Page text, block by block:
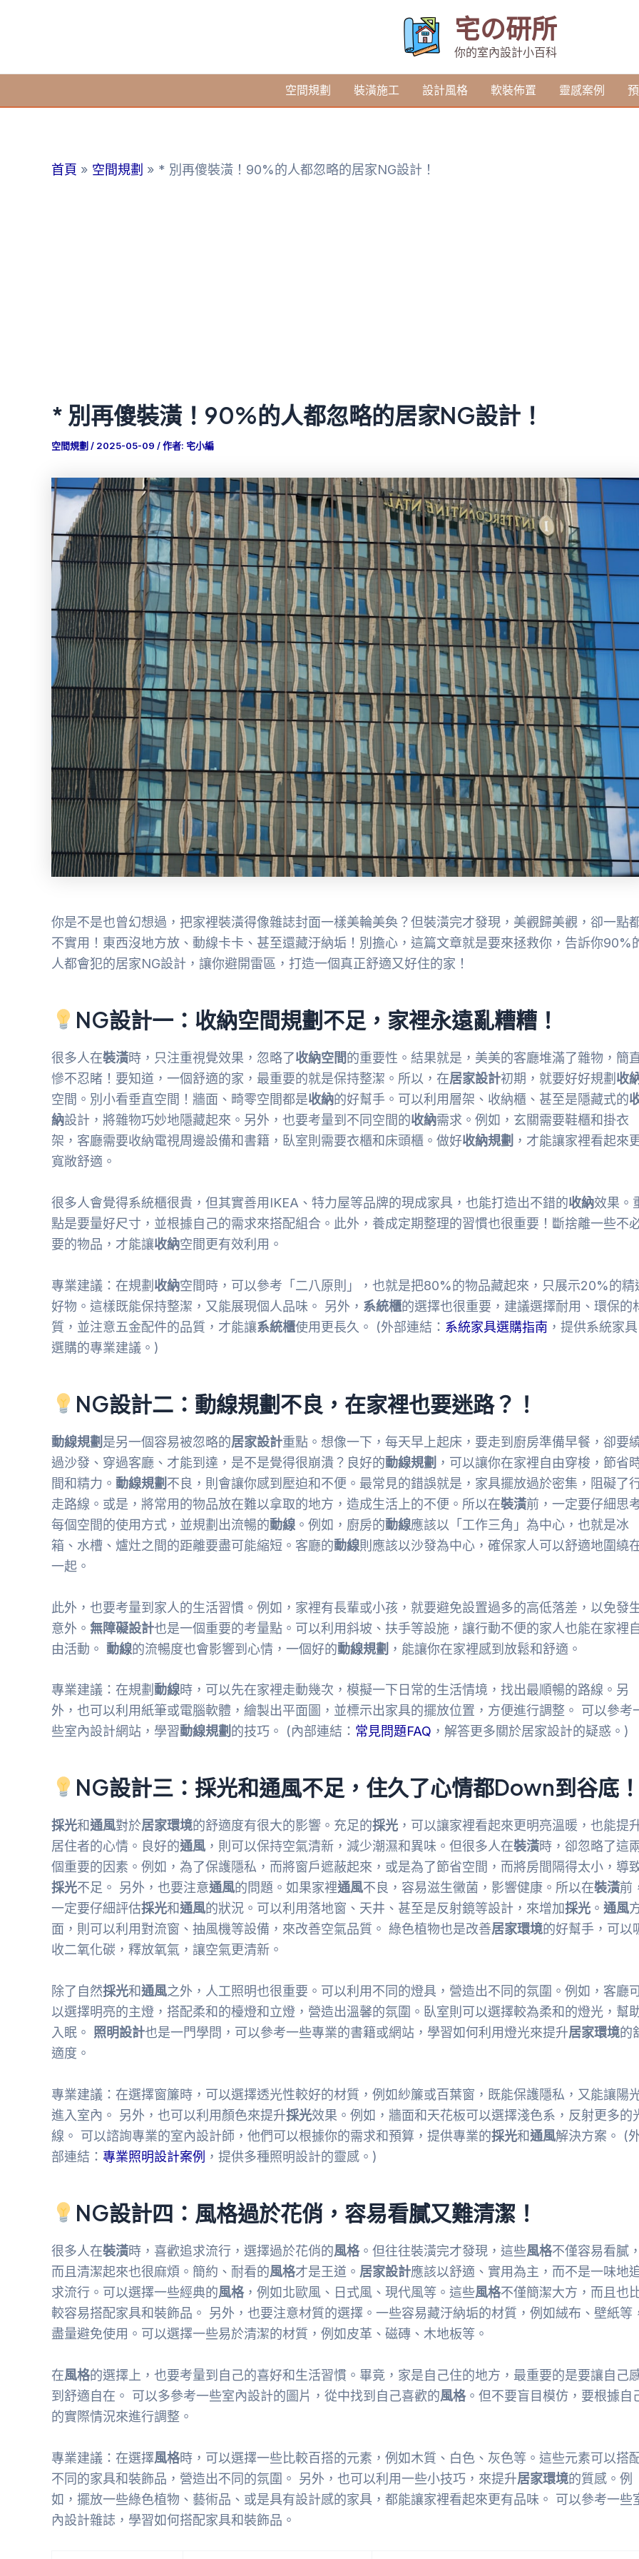
要
宅の研所
你的室內設計小百科
空間規劃 裝潢施工 設計風格 軟裝佈置 靈感案例
首頁 空間規劃 * 別再傻裝潢！90%的人都忽略的居家NG設計！
* 別再傻裝潢！90%的人都忽略的居家NG設計！
空間規劃 / 2025-05-09 / 作者: 宅小編
你是不是也曾幻想過，把家裡裝潢得像雜誌封面一樣美輪美奐？但裝潢完才發現，美觀歸美觀，卻一點
不實用！東西沒地方放、動線卡卡、甚至還藏汙納垢！別擔心，這篇文章就是要來拯救你，告訴你90%
人都會犯的居家NG設計，讓你避開雷區，打造一個真正舒適又好住的家！
NG設計一：收納空間規劃不足，家裡永遠亂糟糟！
很多人在裝潢時，只注重視覺效果，忽略了收納空間的重要性。結果就是，美美的客廳堆滿了雜物，簡
慘不忍睹！要知道，一個舒適的家，最重要的就是保持整潔。所以，在居家設計初期，就要好好規劃 收
空間。別小看垂直空間！牆面、畸零空間都是收納的好幫手。可以利用層架、收納櫃、甚至是隱藏式的
納設計，將雜物巧妙地隱藏起來。另外，也要考量到不同空間的收納需求。例如，玄關需要鞋櫃和掛衣
架，客廳需要收納電視周邊設備和書籍，臥室則需要衣櫃和床頭櫃。做好收納規劃 ，才能讓家裡看起來
寬敞舒適。
很多人會覺得系統櫃很貴，但其實善用IKEA、特力屋等品牌的現成家具，也能打造出不錯的收納效果。
點是要量好尺寸，並根據自己的需求來搭配組合。此外，養成定期整理的習慣也很重要！斷捨離一些不
要的物品，才能讓收納空間更有效利用。
專業建議：在規劃 收納空間時，可以參考「二八原則」，也就是把80%的物品藏起來，只展示20%的精
好物。這樣既能保持整潔，又能展現個人品味。 另外， 系統櫃的選擇也很重要，建議選擇耐用、環保的
質，並注意五金配件的品質，才能讓系統櫃使用更長久。 (外部連結： 系統家具選購指南 ，提供系統家具
選購的專業建議。)
NG設計二：動線規劃不良，在家裡也要迷路？！
動線規劃 是另一個容易被忽略的居家設計重點。想像一下，每天早上起床，要走到廚房準備早餐，卻要
過沙發、穿過客廳、才能到達，是不是覺得很崩潰？良好的動線規劃 ，可以讓你在家裡自由穿梭，節省
間和精力。 動線規劃 不良，則會讓你感到壓迫和不便。最常見的錯誤就是，家具擺放過於密集，阻礙了
走路線。或是，將常用的物品放在難以拿取的地方，造成生活上的不便。所以在裝潢前，一定要仔細思
每個空間的使用方式，並規劃出流暢的動線 。例如，廚房的動線應該以「工作三角」為中心，也就是冰
箱、水槽、爐灶之間的距離要盡可能縮短。客廳的動線則應該以沙發為中心，確保家人可以舒適地圍繞
一起。
此外，也要考量到家人的生活習慣。例如，家裡有長輩或小孩，就要避免設置過多的高低落差，以免發
意外。 無障礙設計也是一個重要的考量點。可以利用斜坡、扶手等設施，讓行動不便的家人也能在家裡
由活動。 動線的流暢度也會影響到心情，一個好的動線規劃 ，能讓你在家裡感到放鬆和舒適。
專業建議：在規劃 動線時，可以先在家裡走動幾次，模擬一下日常的生活情境，找出最順暢的路線。另
外，也可以利用紙筆或電腦軟體，繪製出平面圖，並標示出家具的擺放位置，方便進行調整。 可以參考
些室內設計網站，學習動線規劃 的技巧。 (內部連結： 常見問題FAQ ，解答更多關於居家設計的疑惑。)
NG設計三：採光和通風不足，住久了心情都Down到谷底！
採光和通風對於居家環境的舒適度有很大的影響。充足的採光 ，可以讓家裡看起來更明亮溫暖，也能提
居住者的心情。良好的通風 ，則可以保持空氣清新，減少潮濕和異味。但很多人在裝潢時，卻忽略了這
個重要的因素。例如，為了保護隱私，而將窗戶遮蔽起來，或是為了節省空間，而將房間隔得太小，導
採光不足。 另外，也要注意通風的問題。如果家裡通風不良，容易滋生黴菌，影響健康。所以在裝潢前
一定要仔細評估採光和通風的狀況。可以利用落地窗、天井、甚至是反射鏡等設計，來增加採光 。 通風
面，則可以利用對流窗、抽風機等設備，來改善空氣品質。 綠色植物也是改善居家環境的好幫手，可以
收二氧化碳，釋放氧氣，讓空氣更清新。
除了自然採光和通風之外，人工照明也很重要。可以利用不同的燈具，營造出不同的氛圍。例如，客廳
以選擇明亮的主燈，搭配柔和的檯燈和立燈，營造出溫馨的氛圍。臥室則可以選擇較為柔和的燈光，幫
入眠。 照明設計也是一門學問，可以參考一些專業的書籍或網站，學習如何利用燈光來提升居家環境的
適度。
專業建議：在選擇窗簾時，可以選擇透光性較好的材質，例如紗簾或百葉窗，既能保護隱私，又能讓陽
進入室內。 另外，也可以利用顏色來提升採光效果。例如，牆面和天花板可以選擇淺色系，反射更多的
線。 可以諮詢專業的室內設計師，他們可以根據你的需求和預算，提供專業的採光和通風解決方案。 (
部連結： 專業照明設計案例 ，提供多種照明設計的靈感。)
NG設計四：風格過於花俏，容易看膩又難清潔！
很多人在裝潢時，喜歡追求流行，選擇過於花俏的風格。但往往裝潢完才發現，這些風格不僅容易看膩，
而且清潔起來也很麻煩。簡約、耐看的風格才是王道。 居家設計應該以舒適、實用為主，而不是一味地
求流行。可以選擇一些經典的風格，例如北歐風、日式風、現代風等。這些風格不僅簡潔大方，而且也
較容易搭配家具和裝飾品。 另外，也要注意材質的選擇。一些容易藏汙納垢的材質，例如絨布、壁紙等
盡量避免使用。可以選擇一些易於清潔的材質，例如皮革、磁磚、木地板等。
在風格的選擇上，也要考量到自己的喜好和生活習慣。畢竟，家是自己住的地方，最重要的是要讓自己
到舒適自在。 可以多參考一些室內設計的圖片，從中找到自己喜歡的風格。但不要盲目模仿，要根據自
的實際情況來進行調整。
專業建議：在選擇風格時，可以選擇一些比較百搭的元素，例如木質、白色、灰色等。這些元素可以搭
不同的家具和裝飾品，營造出不同的氛圍。 另外，也可以利用一些小技巧，來提升居家環境的質感。例
如，擺放一些綠色植物、藝術品、或是具有設計感的家具，都能讓家裡看起來更有品味。 可以參考一些
內設計雜誌，學習如何搭配家具和裝飾品。